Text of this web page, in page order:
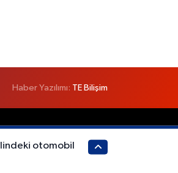
Haber Yazılımı: TE Bilişim
otomobil